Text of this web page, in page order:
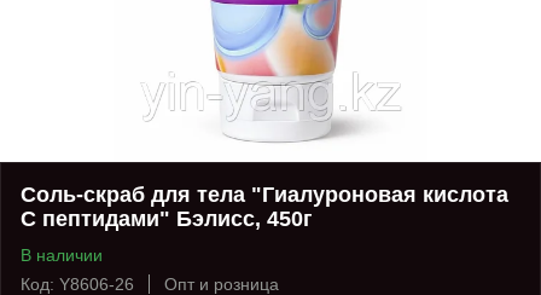
Соль-скраб для тела "Гиалуроновая кислота
С пептидами" Бэлисс, 450г
В наличии
Код: Y8606-26
Опт и розница